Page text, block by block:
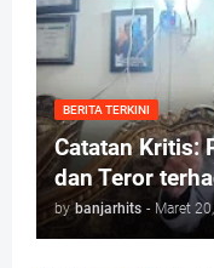
BERITA TERKINI
Catatan Kritis:
dan Teror
by banjarhits - Maret